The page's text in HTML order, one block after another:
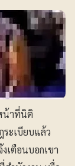
น้าที่นิติ
ะเบียบแล้ว
เตือนบอกเขา